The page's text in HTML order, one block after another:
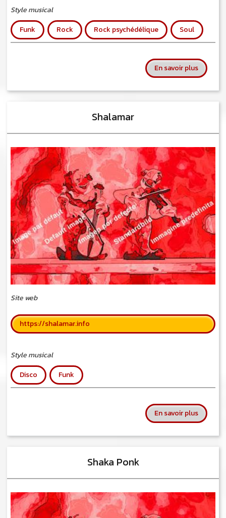
Style musical
Funk
Rock Rock psychédélique Soul
En savoir plussur Sly
Shalamar
Site web
https://shalamar.info
Style musical
Disco
Funk
En savoir plussur
Shaka Ponk